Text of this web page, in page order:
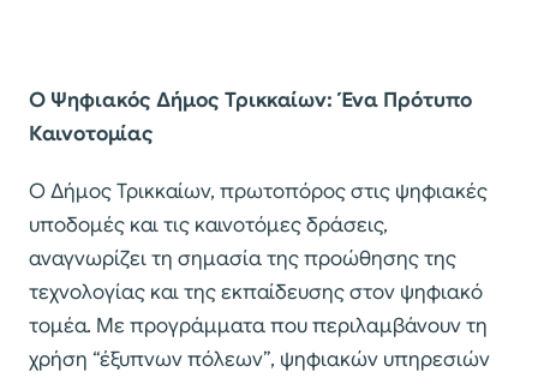
Ο Ψηφιακός Δήμος Τρικκαίων: Ένα Πρότυπο
Καινοτομίας
Ο Δήμος Τρικκαίων, πρωτοπόρος στις ψηφιακές
υποδομές και τις καινοτόμες δράσεις,
αναγνωρίζει τη σημασία της προώθησης της
τεχνολογίας και της εκπαίδευσης στον ψηφιακό
τομέα. Με προγράμματα που περιλαμβάνουν τη
χρήση “έξυπνων πόλεων”, ψηφιακών υπηρεσιών